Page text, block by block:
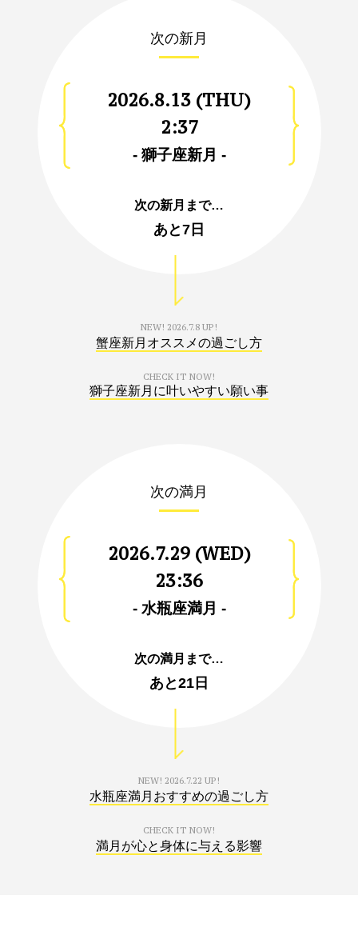
次の新月
2026.8.13 (THU)
2:37
- 獅子座新月 -
次の新月まで…
あと7日
NEW! 2026.7.8 UP!
蟹座新月オススメの過ごし方
CHECK IT NOW!
獅子座新月に叶いやすい願い事
次の満月
2026.7.29 (WED)
23:36
- 水瓶座満月 -
次の満月まで…
あと21日
NEW! 2026.7.22 UP!
水瓶座満月おすすめの過ごし方
CHECK IT NOW!
満月が心と身体に与える影響